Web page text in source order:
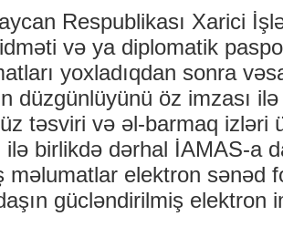
Respublikası Xarici
və ya diplomatik
yoxladıqdan sonra
düzgünlüyünü öz imzası
təsviri və əl-barmaq izləri
ilə birlikdə dərhal İAMAS-a
məlumatlar elektron sənəd
gücləndirilmiş elektron